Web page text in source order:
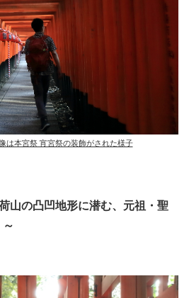
は本宮祭 宵宮祭の装飾がされた様子
山の凸凹地形に潜む、元祖・聖